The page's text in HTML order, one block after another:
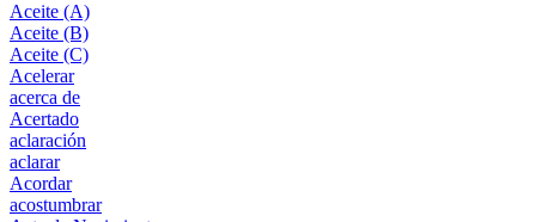
Aceite (A)
Aceite (B)
Aceite (C)
Acelerar
acerca de
Acertado
aclaración
aclarar
Acordar
acostumbrar